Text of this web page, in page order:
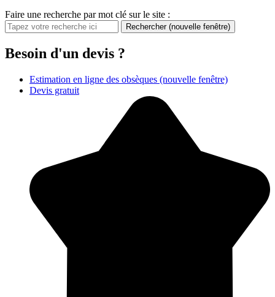
Faire une recherche par mot clé sur le site :
Rechercher (nouvelle fenêtre)
Besoin d'un devis ?
Estimation en ligne des obsèques (nouvelle fenêtre)
Devis gratuit